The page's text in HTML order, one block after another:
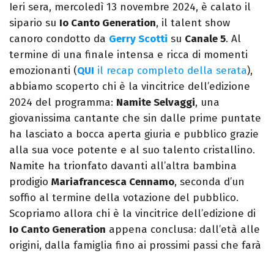
Ieri sera, mercoledì 13 novembre 2024, è calato il
sipario su Io Canto Generation, il talent show
canoro condotto da Gerry Scotti su Canale 5. Al
termine di una finale intensa e ricca di momenti
emozionanti (QUI il recap completo della serata),
abbiamo scoperto chi è la vincitrice dell’edizione
2024 del programma: Namite Selvaggi, una
giovanissima cantante che sin dalle prime puntate
ha lasciato a bocca aperta giuria e pubblico grazie
alla sua voce potente e al suo talento cristallino.
Namite ha trionfato davanti all’altra bambina
prodigio Mariafrancesca Cennamo, seconda d’un
soffio al termine della votazione del pubblico.
Scopriamo allora chi è la vincitrice dell’edizione di
Io Canto Generation appena conclusa: dall’età alle
origini, dalla famiglia fino ai prossimi passi che farà